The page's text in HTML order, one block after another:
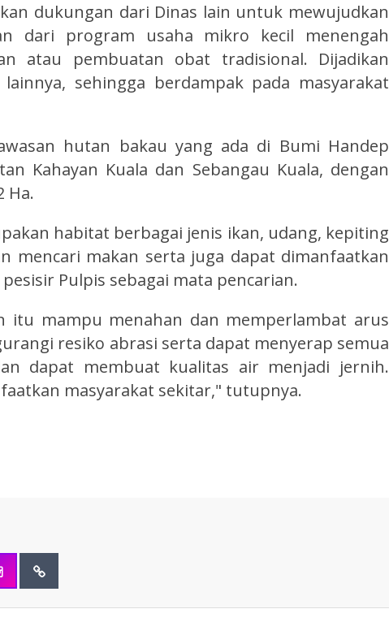
dukungan dari Dinas lain untuk mewujudkan
dari program usaha mikro kecil menengah
atau pembuatan obat tradisional. Dijadikan
sehingga berdampak pada masyarakat
hutan bakau yang ada di Bumi Handep
Kahayan Kuala dan Sebangau Kuala, dengan
Ha.
habitat berbagai jenis ikan, udang, kepiting
mencari makan serta juga dapat dimanfaatkan
Pulpis sebagai mata pencarian.
itu mampu menahan dan memperlambat arus
resiko abrasi serta dapat menyerap semua
dapat membuat kualitas air menjadi jernih.
masyarakat sekitar," tutupnya.